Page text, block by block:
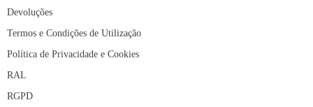
Devoluções
Termos e Condições de Utilização
Política de Privacidade e Cookies
RAL
RGPD